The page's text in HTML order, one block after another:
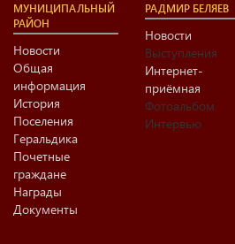
МУНИЦИПАЛЬНЫЙ
РАЙОН
Новости
Общая
информация
История
Поселения
Геральдика
Почетные
граждане
Награды
Документы
РАДМИР БЕЛЯЕВ
Новости
Выступления
Интернет-
приёмная
Фотоальбом
Интервью